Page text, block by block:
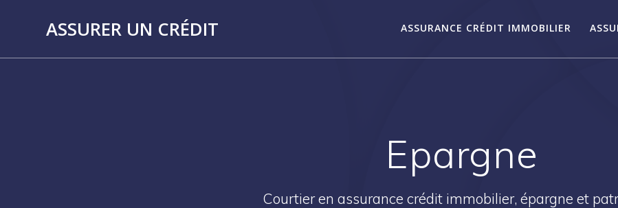
ASSURER UN CRÉDIT ASSURANCE CRÉDIT IMMOBILIER
Epargne
Courtier en assurance crédit immobilier, épargne et